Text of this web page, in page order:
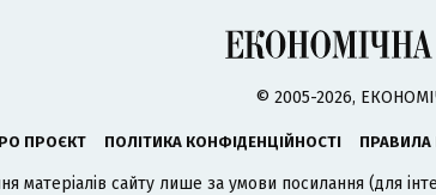
© 2005-2026,
ПРОЄКТ ПОЛІТИКА КОНФІДЕНЦІЙНОСТІ ПРАВИЛА
матеріалів сайту лише за умови посилання (для